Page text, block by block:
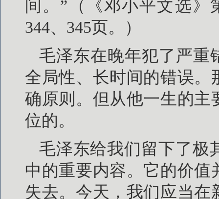
间。”（《邓小平文选》
344、345页。）
毛泽东在晚年犯了严重
全局性、长时间的错误
确原则。但从他一生的主
位的。
毛泽东给我们留下了极
中的重要内容。它的价
失去。今天，我们应当